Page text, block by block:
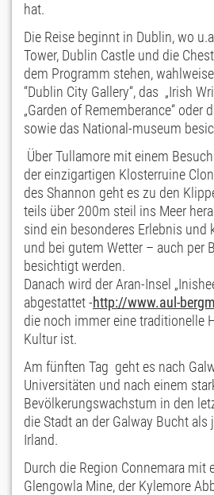
hat.
Die Reise beginnt in Dublin, wo
Tower, Dublin Castle und die
dem Programm stehen,
“Dublin City Gallery“, das „Irish
„Garden of Rememberance“ oder
sowie das National-museum
Über Tullamore mit einem
der einzigartigen Klosterruine
des Shannon geht es zu den
teils über 200m steil ins Meer
sind ein besonderes Erlebnis und
und bei gutem Wetter – auch per
besichtigt werden.
Danach wird der Aran-Insel
abgestattet -http://www.aul-
die noch immer eine traditionelle
Kultur ist.
Am fünften Tag geht es nach
Universitäten und nach einem
Bevölkerungswachstum in den
die Stadt an der Galway Bucht
Irland.
Durch die Region Connemara mit
Glengowla Mine, der Kylemore